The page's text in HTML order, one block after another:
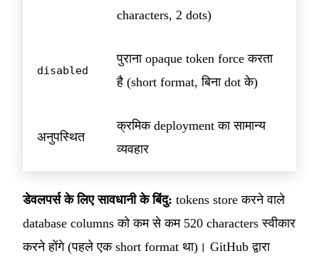
characters, 2 dots)
disabled
पुराना opaque token force करता
है (short format, बिना dot के)
अनुपस्थित
क्रमिक deployment का सामान्य
व्यवहार
डेवलपर्स के लिए सावधानी के बिंदु: tokens store करने वाले
database columns को कम से कम 520 characters स्वीकार
करने होंगे (पहले एक short format था)। GitHub द्वारा